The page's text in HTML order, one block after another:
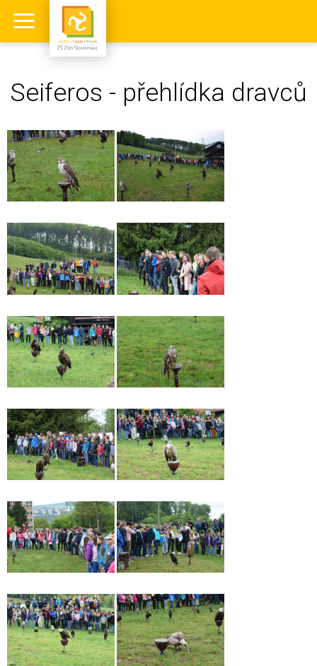
Seiferos - přehlídka dravců